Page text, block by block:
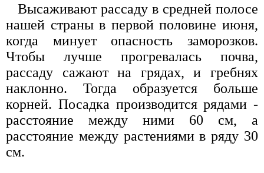
Высаживают рассаду в средней полосе
нашей страны в первой половине июня,
когда минует опасность заморозков.
Чтобы лучше прогревалась почва,
рассаду сажают на грядах, и гребнях
наклонно. Тогда образуется больше
корней. Посадка производится рядами -
расстояние между ними 60 см, а
расстояние между растениями в ряду 30
см.